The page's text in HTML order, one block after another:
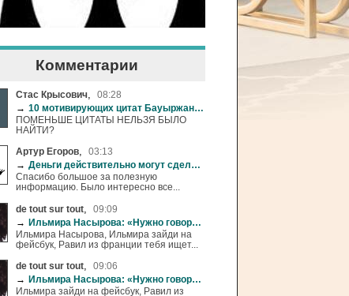
Комментарии
Стас Крысович, 08:28
→ 10 мотивирующих цитат Бауыржана Момышулы
ПОМЕНЬШЕ ЦИТАТЫ НЕЛЬЗЯ БЫЛО
НАЙТИ?
Артур Егоров, 03:13
→ Деньги действительно могут сделать нас счастливее
Спасибо большое за полезную
информацию. Было интересно все...
de tout sur tout
09:09
→ Ильмира Насырова: «Нужно говорить детям, что жизнь в розовых очках-это иллюзии»
Ильмира Насырова, Ильмира зайди на
фейсбук, Равил из франции тебя ищет...
de tout sur tout, 09:06
→
Ильмира Насырова: «Нужно говорить детям, что жизнь в розовых очках-это иллюзии»
Ильмира зайди на фейсбук, Равил из